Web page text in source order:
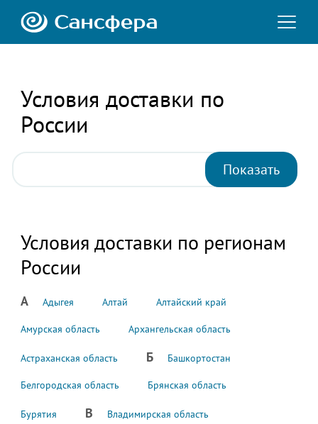
Условия доставки по
России
Условия доставки по регионам
России
А Адыгея Алтай Алтайский край
Амурская область Архангельская область
Астраханская область Б Башкортостан
Белгородская область Брянская область
Бурятия В Владимирская область